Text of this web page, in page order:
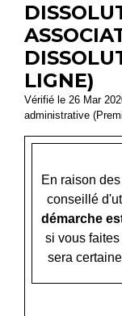
LIGNE)
Vérifié le 26 Mar
administrative
En raison
conseillé
démarche
si vous
sera